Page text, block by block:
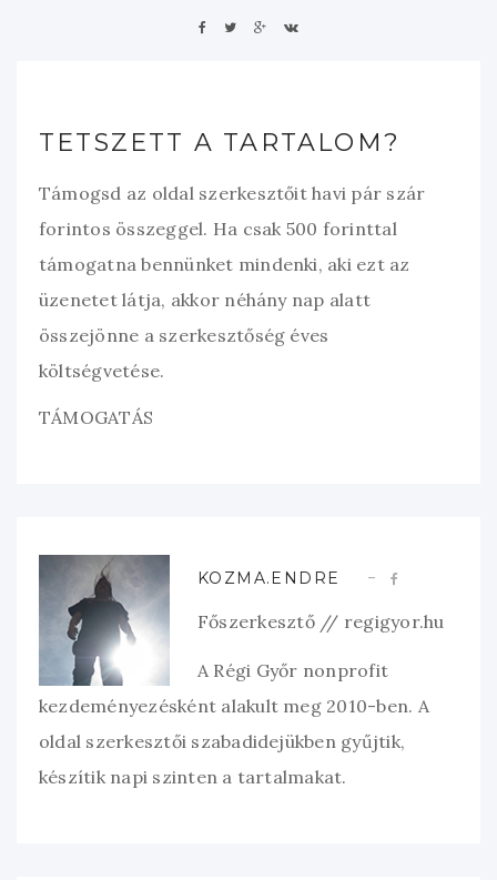
TETSZETT A TARTALOM?
Támogsd az oldal szerkesztőit havi pár szár
forintos összeggel. Ha csak 500 forinttal
támogatna bennünket mindenki, aki ezt az
üzenetet látja, akkor néhány nap alatt
összejönne a szerkesztőség éves
költségvetése.
TÁMOGATÁS
KOZMA.ENDRE
Főszerkesztő // regigyor.hu
A Régi Győr nonprofit
kezdeményezésként alakult meg 2010-ben. A
oldal szerkesztői szabadidejükben gyűjtik,
készítik napi szinten a tartalmakat.